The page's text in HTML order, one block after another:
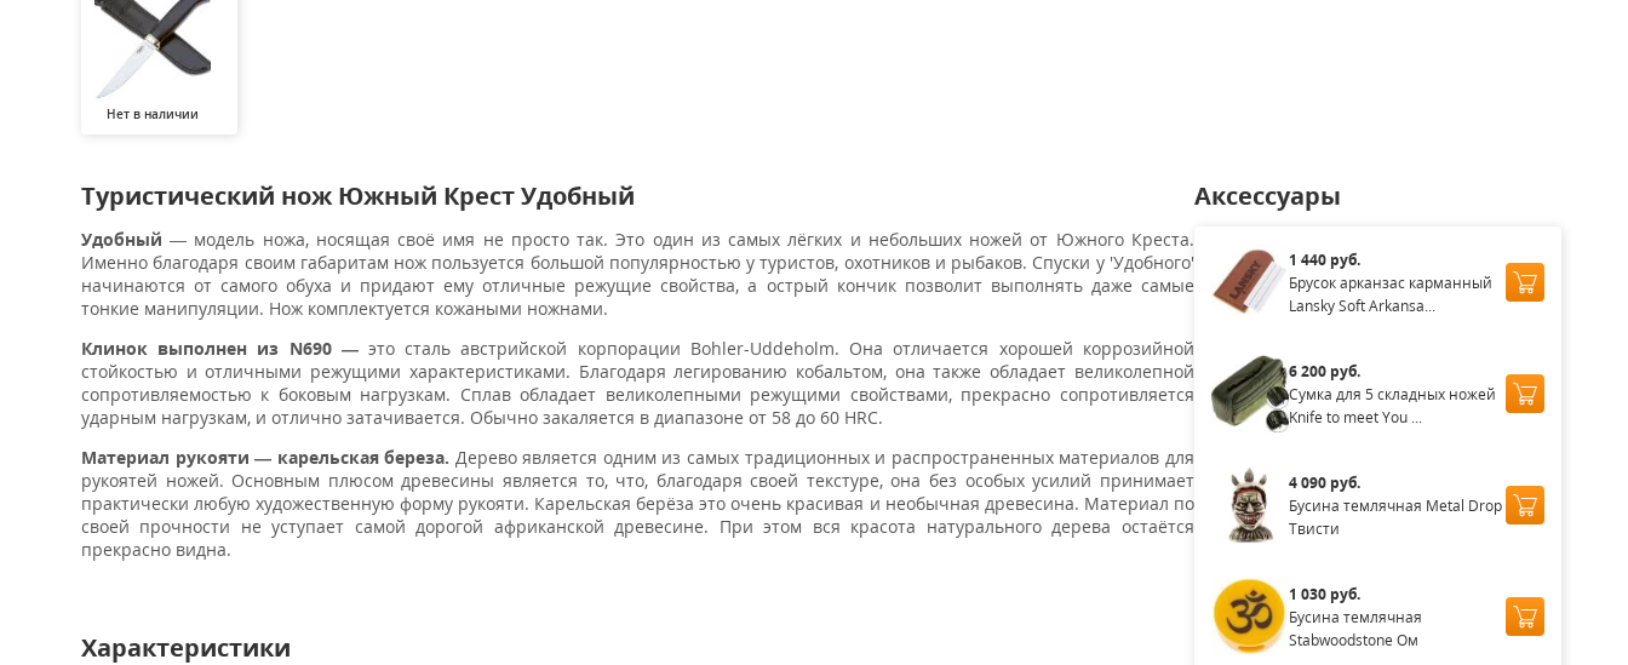
Нет в наличии
Туристический нож Южный Крест Удобный
Удобный — модель ножа, носящая своё имя не просто так. Это один из самых лёгких и небольших ножей от Южного Креста.
Именно благодаря своим габаритам нож пользуется большой популярностью у туристов, охотников и рыбаков. Спуски у 'Удобного'
начинаются от самого обуха и придают ему отличные режущие свойства, а острый кончик позволит выполнять даже самые
тонкие манипуляции. Нож комплектуется кожаными ножнами.
Клинок выполнен из N690 —это сталь австрийской корпорации Bohler-Uddeholm. Она отличается хорошей коррозийной
стойкостью и отличными режущими характеристиками. Благодаря легированию кобальтом, она также обладает великолепной
сопротивляемостью к боковым нагрузкам. Сплав обладает великолепными режущими свойствами, прекрасно сопротивляется
ударным нагрузкам, и отлично затачивается. Обычно закаляется в диапазоне от 58 до 60 HRC.
Материал рукояти — карельская береза. Дерево является одним из самых традиционных и распространенных материалов для
рукоятей ножей. Основным плюсом древесины является то, что, благодаря своей текстуре, она без особых усилий принимает
практически любую художественную форму рукояти. Карельская берёза это очень красивая и необычная древесина. Материал по
своей прочности не уступает самой дорогой африканской древесине. При этом вся красота натурального дерева остаётся
прекрасно видна.
Характеристики
Аксессуары
1 440 руб.
Брусок арканзас карманный
Lansky Soft Arkansa...
6 200 руб.
Сумка для 5 складных ножей
Knife to meet You ...
4 090 руб.
Бусина темлячная Metal Drop
Твисти
1 030 руб.
Бусина темлячная
Stabwoodstone Ом